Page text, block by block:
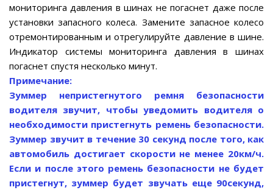
мониторинга давления в шинах не погаснет даже после
установки запасного колеса. Замените запасное колесо
отремонтированным и отрегулируйте давление в шине.
Индикатор системы мониторинга давления в шинах
погаснет спустя несколько минут.
Примечание:
Зуммер непристегнутого ремня безопасности
водителя звучит, чтобы уведомить водителя о
необходимости пристегнуть ремень безопасности.
Зуммер звучит в течение 30 секунд после того, как
автомобиль достигает скорости не менее 20км/ч.
Если и после этого ремень безопасности не будет
пристегнут, зуммер будет звучать еще 90секунд,